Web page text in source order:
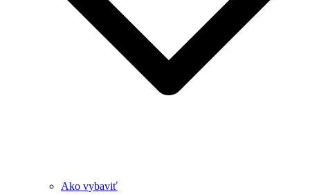
Ako vybaviť